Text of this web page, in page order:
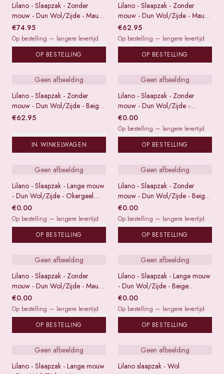
Lilano - Slaapzak - Zonder
mouw - Dun Wol/Zijde - Mauve
gestreept - 90
€74.95
Op bestelling — langere levertijd
OP BESTELLING
Lilano - Slaapzak - Zonder
mouw - Dun Wol/Zijde - Mauve
gestreept - 70
€62.95
Op bestelling — langere levertijd
OP BESTELLING
Geen afbeelding
Lilano - Slaapzak - Zonder
mouw - Dun Wol/Zijde - Beige
gestreept - 70
€62.95
IN WINKELWAGEN
Geen afbeelding
Lilano - Slaapzak - Zonder
mouw - Dun Wol/Zijde -
Okergeel gestreept
€0.00
Op bestelling — langere levertijd
OP BESTELLING
Geen afbeelding
Lilano - Slaapzak - Lange mouw
- Dun Wol/Zijde - Okergeel
gestreept
€0.00
Op bestelling — langere levertijd
OP BESTELLING
Geen afbeelding
Lilano - Slaapzak - Zonder
mouw - Dun Wol/Zijde - Beige
gestreept
€0.00
Op bestelling — langere levertijd
OP BESTELLING
Geen afbeelding
Lilano - Slaapzak - Zonder
mouw - Dun Wol/Zijde - Mauve
gestreept
€0.00
Op bestelling — langere levertijd
OP BESTELLING
Geen afbeelding
Lilano - Slaapzak - Lange mouw
- Dun Wol/Zijde - Beige
gestreept
€0.00
Op bestelling — langere levertijd
OP BESTELLING
Geen afbeelding
Lilano - Slaapzak - Lange mouw
Geen afbeelding
Lilano slaapzak - Wol